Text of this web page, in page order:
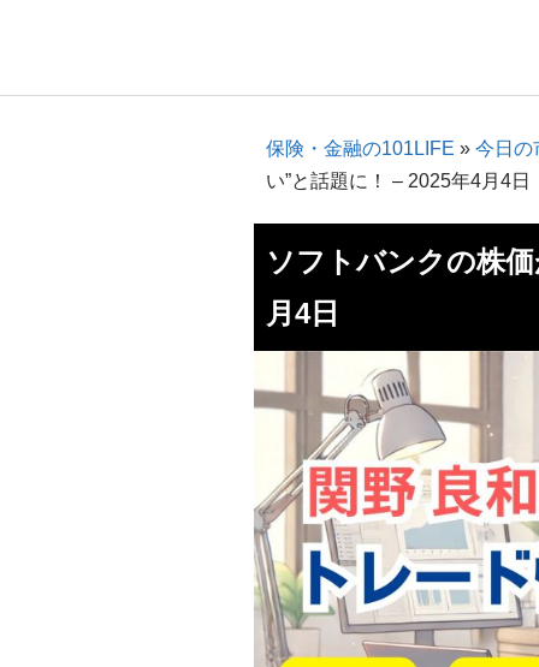
保険・金融の101LIFE »今日の
い”と話題に！ – 2025年4月4日
ソフトバンクの株
月4日